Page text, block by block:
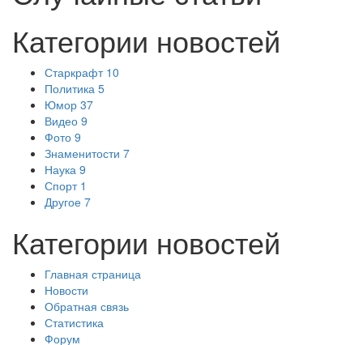
Категории новостей
Старкрафт 10
Политика 5
Юмор 37
Видео 9
Фото 9
Знаменитости 7
Наука 9
Спорт 1
Другое 7
Категории новостей
Главная страница
Новости
Обратная связь
Статистика
Форум